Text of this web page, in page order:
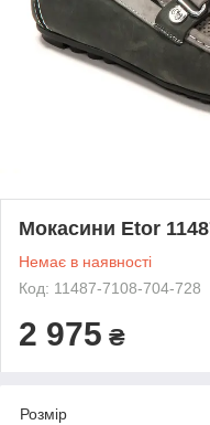
Мокасини Etor
Немає в наявності
Код: 11487-7108-704-728
2 975 ₴
Розмір